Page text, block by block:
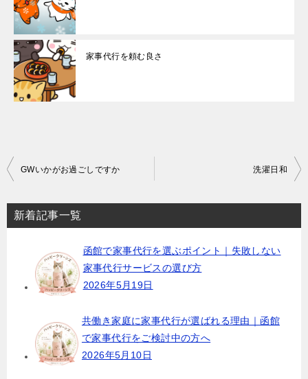
家事代行を頼む良さ
投
ナ
ビ
GWいかがお過ごしですか 洗濯日和
新着記事一覧
函館で家事代行を選ぶポイント｜失敗しない
家事代行サービスの選び方
2026年5月19日
共働き家庭に家事代行が選ばれる理由｜函館
で家事代行をご検討中の方へ
2026年5月10日